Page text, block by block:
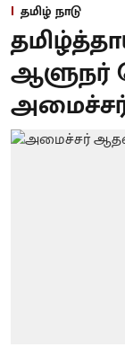
தமிழ் நாடு